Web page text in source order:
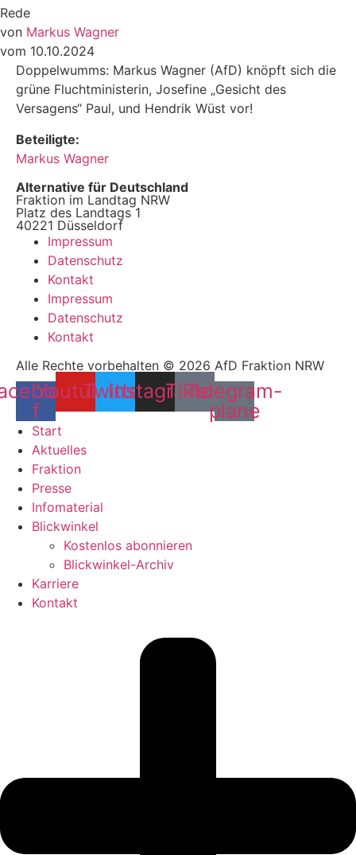
Rede
von Markus Wagner
vom 10.10.2024
Doppelwumms: Markus Wagner (AfD) knöpft sich die
grüne Fluchtministerin, Josefine „Gesicht des
Versagens“ Paul, und Hendrik Wüst vor!
Beteiligte:
Markus Wagner
Alternative für Deutschland
Fraktion im Landtag NRW
Platz des Landtags 1
40221 Düsseldorf
Impressum
Datenschutz
Kontakt
Impressum
Datenschutz
Kontakt
Alle Rechte vorbehalten © 2026 AfD Fraktion NRW
f
YoutubeTwitter
Instagram
Tiktok
Telegram-
plane
Start
Aktuelles
Fraktion
Presse
Infomaterial
Blickwinkel
Kostenlos abonnieren
Blickwinkel-Archiv
Karriere
Kontakt